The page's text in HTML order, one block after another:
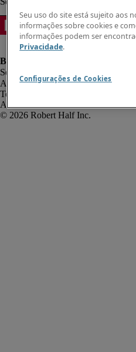
Aviso de Privacidade
Termos de uso
Alerta de fraude
Seu uso do site está sujeito aos
informações sobre cookies e
informações podem ser
Privacidade.
Configurações de Cookies